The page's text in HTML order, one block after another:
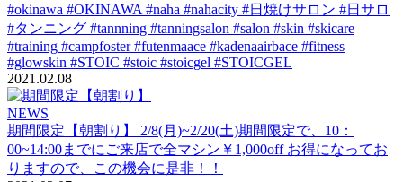
#okinawa #OKINAWA #naha #nahacity #日焼けサロン #日サロ
#タンニング #tannning #tanningsalon #salon #skin #skicare
#training #campfoster #futenmaace #kadenaairbace #fitness
#glowskin #STOIC #stoic #stoicgel #STOICGEL
2021.02.08
NEWS
期間限定【朝割り】
2/8(月)~2/20(土)期間限定で、10：
00~14:00までにご来店で全マシン￥1,000off お得になってお
りますので、この機会に是非！！